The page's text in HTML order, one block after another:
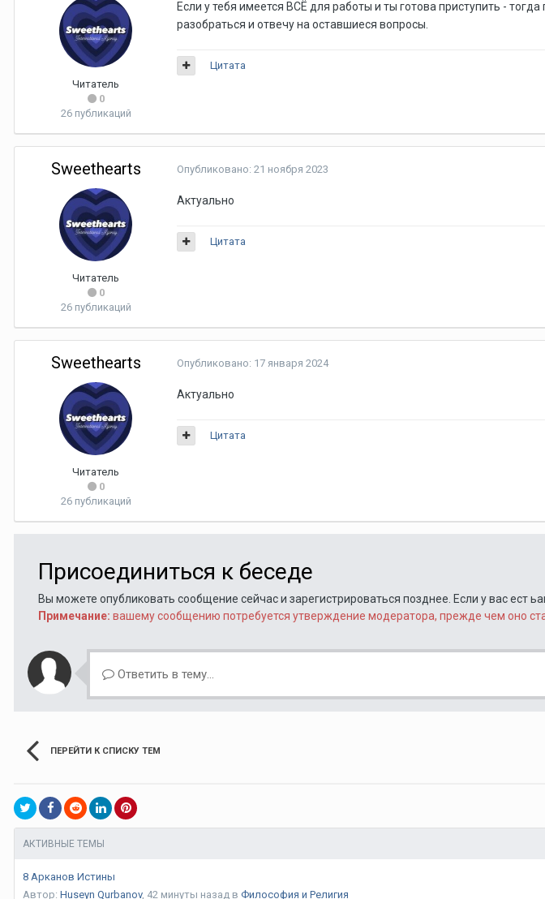
Читатель
0
26 публикаций
Если у тебя имеется ВСЁ для работы и ты готова приступить -
разобраться и отвечу на оставшиеся вопросы.
Цитата
Sweethearts
Читатель
0
26 публикаций
Опубликовано: 21 ноября 2023
Актуально
Цитата
Sweethearts
Читатель
0
26 публикаций
Опубликовано: 17 января 2024
Актуально
Цитата
Присоединиться к беседе
Вы можете опубликовать сообщение сейчас и зарегистрироваться позднее. Если у вас ест
Примечание: вашему сообщению потребуется утверждение модератора, прежде чем оно
Ответить в тему...
ПЕРЕЙТИ К СПИСКУ ТЕМ
АКТИВНЫЕ ТЕМЫ
8 Арканов Истины
Автор: Huseyn Qurbanov, 42 минуты назад в Философия и Религия